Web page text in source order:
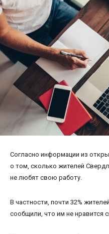
Согласно информации из
о том, сколько жителей
не любят свою работу.
В частности, почти 32%
сообщили, что им не нравится